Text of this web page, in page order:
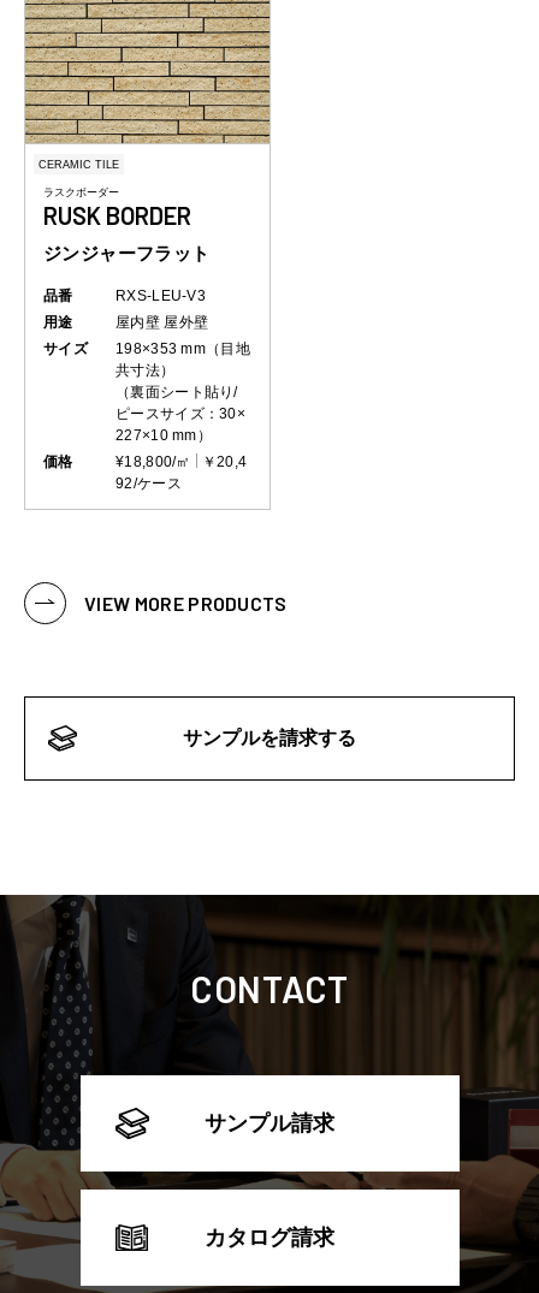
CERAMIC TILE
ラスクボーダー
RUSK BORDER
ジンジャーフラット
品番
RXS-LEU-V3
用途
屋内壁 屋外壁
サイズ
198×353 mm（目地
共寸法）
（裏面シート貼り/
ピースサイズ：30×
227×10 mm）
価格
¥18,800/㎡
￥20,4
92/ケース
VIEW MORE PRODUCTS
サンプルを請求する
CONTACT
サンプル請求
カタログ請求